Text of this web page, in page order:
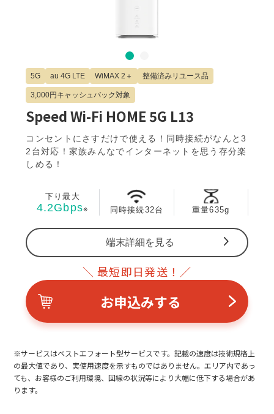
5G au 4G LTE WiMAX 2＋ 整備済みリユース品
3,000円キャッシュバック対象
Speed Wi-Fi HOME 5G L13
コンセントにさすだけで使える！同時接続がなんと3
2台対応！家族みんなでインターネットを思う存分楽
しめる！
下り最大
4.2Gbps※ 同時接続32台 重量635g
端末詳細を見る
＼ 最短即日発送！／
お申込みする
※サービスはベストエフォート型サービスです。記載の速度は技術規格上
の最大値であり、実使用速度を示すものではありません。エリア内であっ
ても、お客様のご利用環境、回線の状況等により大幅に低下する場合があ
ります。